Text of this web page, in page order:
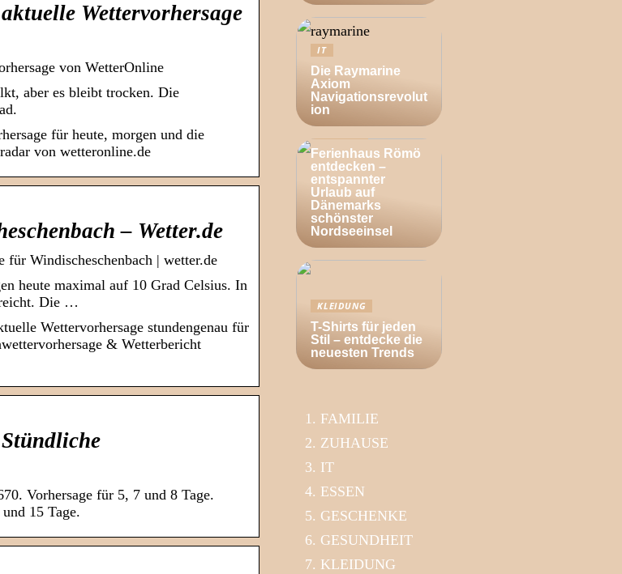
Wettervorhersage
von WetterOnline
aber es bleibt trocken. Die
für heute, morgen und die
von wetteronline.de
– Wetter.de
für Windischeschenbach | wetter.de
heute maximal auf 10 Grad Celsius. In
Die …
Wettervorhersage stundengenau für
& Wetterbericht
Vorhersage für 5, 7 und 8 Tage.
15 Tage.
IT
Die Raymarine
Axiom
Navigationsrevolut
ion
Ferienhaus Römö
entdecken –
entspannter
Urlaub auf
Dänemarks
schönster
Nordseeinsel
KLEIDUNG
T-Shirts für jeden
Stil – entdecke die
neuesten Trends
FAMILIE
ZUHAUSE
IT
ESSEN
GESCHENKE
GESUNDHEIT
KLEIDUNG